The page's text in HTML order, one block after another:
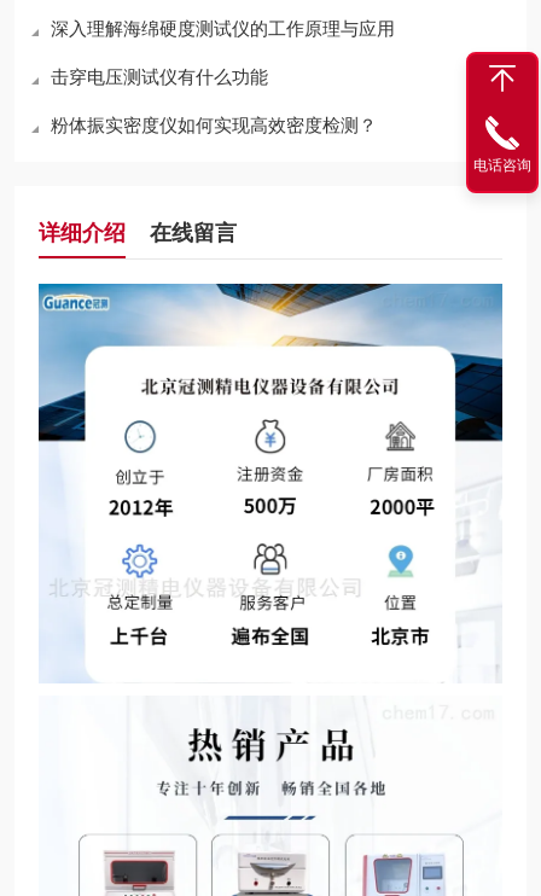
深入理解海绵硬度测试仪的工作原理与应用
击穿电压测试仪有什么功能
粉体振实密度仪如何实现高效密度检测？
详细介绍 在线留言
电话咨询